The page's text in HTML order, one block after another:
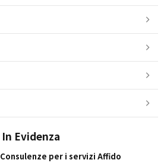
In Evidenza
Consulenze per i servizi Affido